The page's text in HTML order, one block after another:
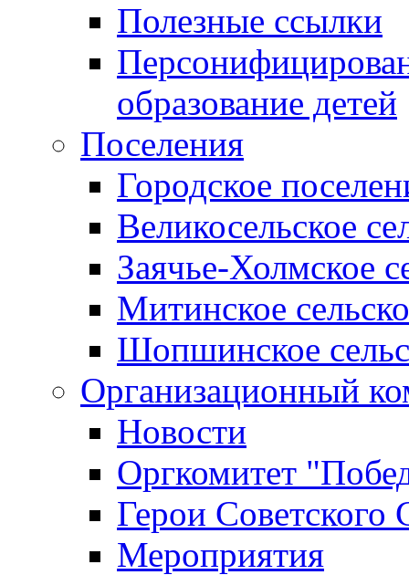
Полезные ссылки
образование детей
Поселения
Городское
Великосельское
Заячье-Холмское
Митинское
Шопшинское
Организационный
Новости
Оргкомитет
Герои Советского
Мероприятия